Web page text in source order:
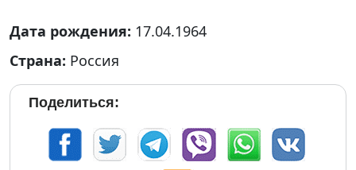
Дата рождения: 17.04.1964
Страна: Россия
Поделиться: